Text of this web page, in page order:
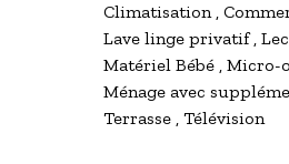
Climatisation
Lave linge privatif
Matériel Bébé Micro-
Ménage avec
Terrasse Télévision